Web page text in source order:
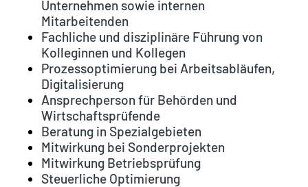
Unternehmen sowie internen
Mitarbeitenden
Fachliche und disziplinäre Führung von
Kolleginnen und Kollegen
Prozessoptimierung bei Arbeitsabläufen,
Digitalisierung
Ansprechperson für Behörden und
Wirtschaftsprüfende
Beratung in Spezialgebieten
Mitwirkung bei Sonderprojekten
Mitwirkung Betriebsprüfung
Steuerliche Optimierung